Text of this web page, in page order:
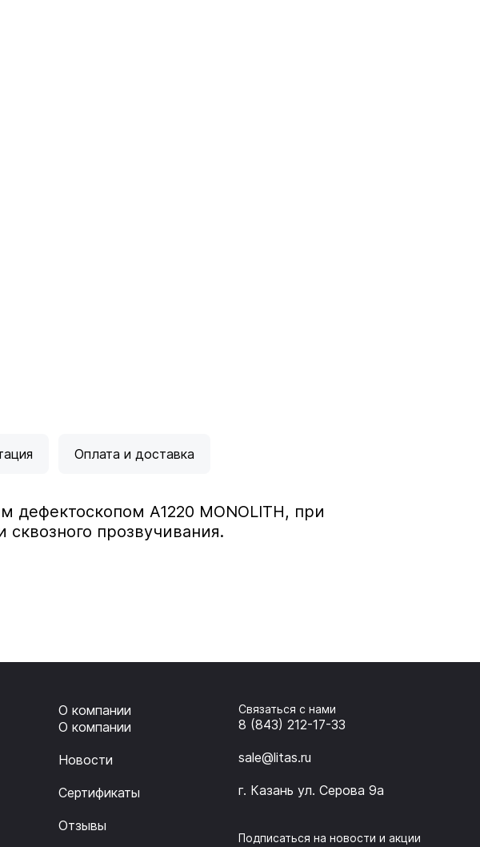
Оплата и доставка
дефектоскопом А1220 MONOLITH, при
прозвучивания.
О компании
О компании
Новости
Сертификаты
Отзывы
Связаться с нами
8 (843) 212-17-33
sale@litas.ru
г. Казань ул. Серова 9а
Подписаться на новости и акции